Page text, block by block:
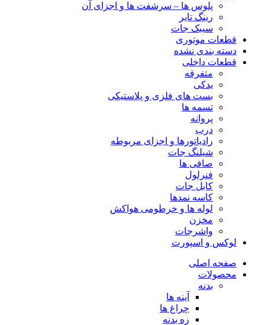
پلوس ها – سرشفت ها و اجزای آن
رینگ تایر
سیبک جات
قطعات موتوری
دسته بندی نشده
قطعات داخلی
متفرقه
یدکی
بست های فلزی و پلاستیکی
تسمه ها
پروانه
درب
رادیاتورها و اجزای مربوطه
شیلنگ جات
صافی ها
فنرلول
کابل جات
کاسه نمدها
لوله ها و خرطومی هواکش
مخزن
واشرجات
لوکس و اسپورت
صفحه اصلی
محصولات
بدنه
آینه ها
چراغ ها
زه بدنه